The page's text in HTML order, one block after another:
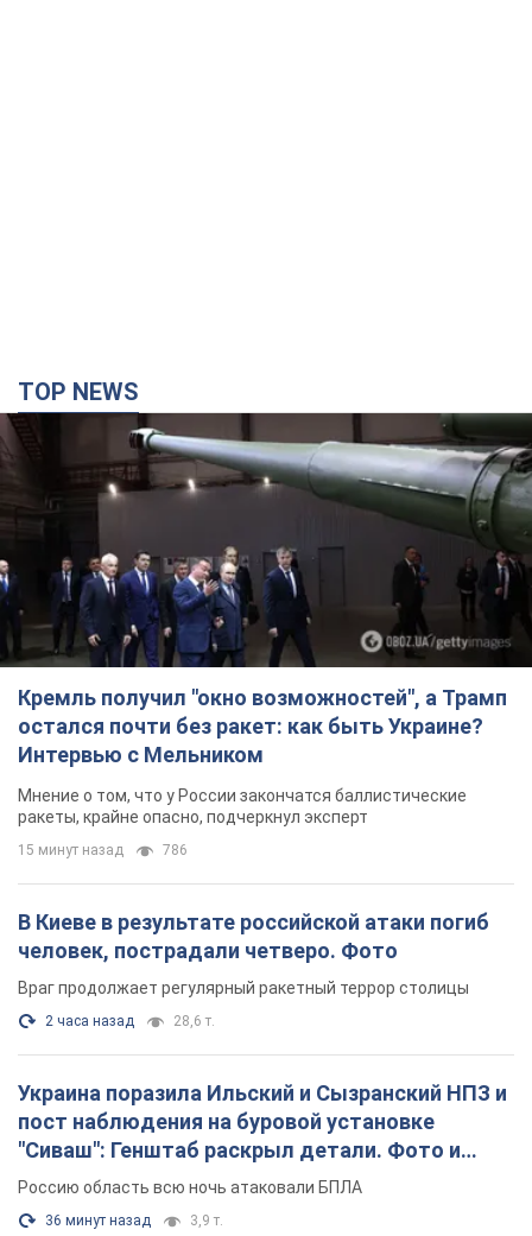
TOP NEWS
Кремль получил "окно возможностей", а Трамп
остался почти без ракет: как быть Украине?
Интервью с Мельником
Мнение о том, что у России закончатся баллистические
ракеты, крайне опасно, подчеркнул эксперт
15 минут назад 786
В Киеве в результате российской атаки погиб
человек, пострадали четверо. Фото
Враг продолжает регулярный ракетный террор столицы
2 часа назад 28,6 т.
Украина поразила Ильский и Сызранский НПЗ и
пост наблюдения на буровой установке
"Сиваш": Генштаб раскрыл детали. Фото и
видео
Россию область всю ночь атаковали БПЛА
36 минут назад 3,9 т.